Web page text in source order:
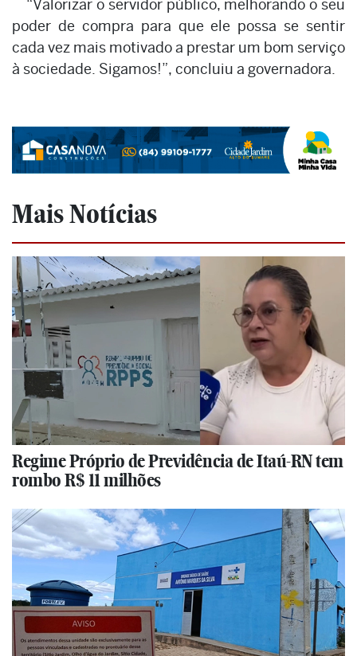
“Valorizar o servidor público, melhorando o seu
poder de compra para que ele possa se sentir
cada vez mais motivado a prestar um bom serviço
à sociedade. Sigamos!”, concluiu a governadora.
Mais Notícias
Regime Próprio de Previdência de Itaú-RN tem
rombo R$ 11 milhões